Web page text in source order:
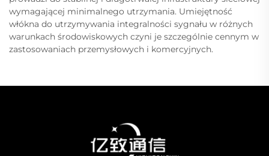
wymagającej minimalnego utrzymania. Umiejętność
włókna do utrzymywania integralności sygnału w różnych
warunkach środowiskowych czyni je szczególnie cennym w
zastosowaniach przemysłowych i komercyjnych.